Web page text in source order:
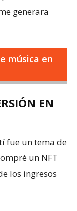
generara
música en
EN
fue un tema de
un NFT
los ingresos